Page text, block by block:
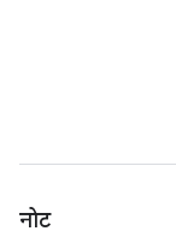
नोट